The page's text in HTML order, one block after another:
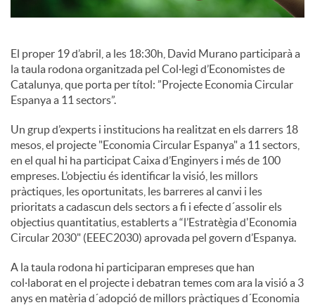
a
l
s
El proper 19 d’abril, a les 18:30h, David Murano participarà a
la taula rodona organitzada pel Col·legi d’Economistes de
Catalunya, que porta per títol: ”Projecte Economia Circular
Espanya a 11 sectors”.
Un grup d’experts i institucions ha realitzat en els darrers 18
mesos, el projecte "Economia Circular Espanya" a 11 sectors,
en el qual hi ha participat Caixa d’Enginyers i més de 100
empreses. L’objectiu és identificar la visió, les millors
pràctiques, les oportunitats, les barreres al canvi i les
prioritats a cadascun dels sectors a fi i efecte d´assolir els
objectius quantitatius, establerts a “l’Estratègia d'Economia
Circular 2030" (EEEC2030) aprovada pel govern d’Espanya.
A la taula rodona hi participaran empreses que han
col·laborat en el projecte i debatran temes com ara la visió a 3
anys en matèria d´adopció de millors pràctiques d´Economia